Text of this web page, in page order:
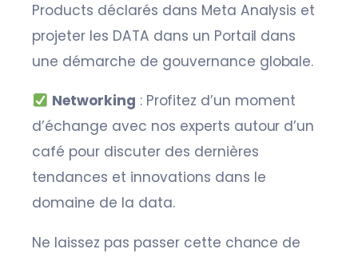
Products déclarés dans Meta Analysis et
projeter les DATA dans un Portail dans
une démarche de gouvernance globale.
Networking : Profitez d’un moment
d’échange avec nos experts autour d’un
café pour discuter des dernières
tendances et innovations dans le
domaine de la data.
Ne laissez pas passer cette chance de